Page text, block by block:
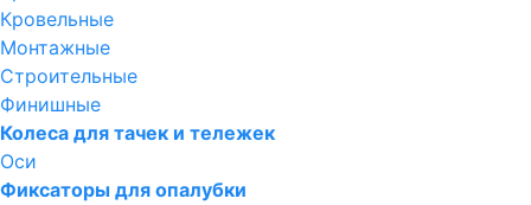
Кровельные
Монтажные
Строительные
Финишные
Колеса для тачек и тележек
Оси
Фиксаторы для опалубки